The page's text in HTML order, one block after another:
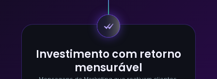
Investimento com retorno
mensurável